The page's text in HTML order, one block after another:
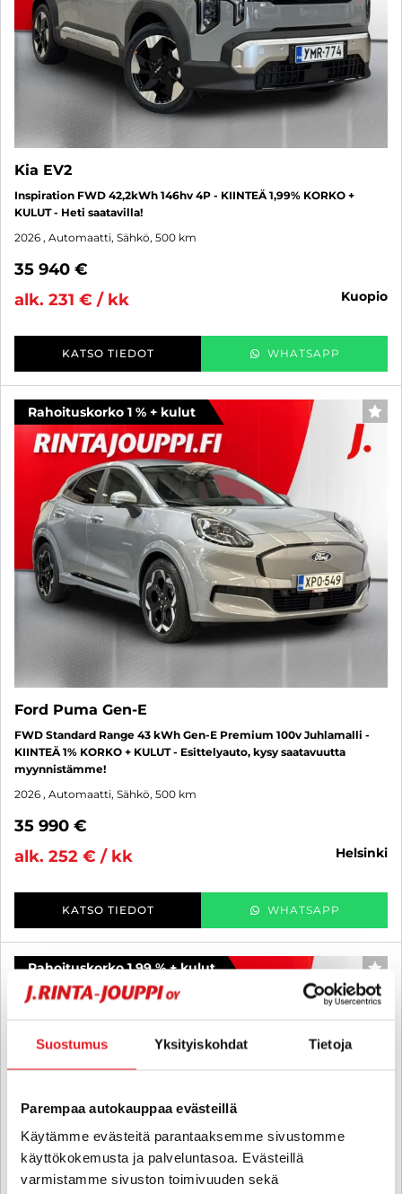
Suostumus Yksityiskohdat Tietoja
Parempaa autokauppaa evästeillä
Käytämme evästeitä parantaaksemme sivustomme
käyttökokemusta ja palveluntasoa. Evästeillä
varmistamme sivuston toimivuuden sekä
Kia EV2
Inspiration FWD 42,2kWh 146hv 4P - KIINTEÄ 1,99% KORKO +
KULUT - Heti saatavilla!
2026 , Automaatti, Sähkö, 500 km
35 940 €
alk. 231 € / kk
kuopio
KATSO TIEDOT WHATSAPP
Rahoituskorko 1 % + kulut
Ford Puma Gen-E
FWD Standard Range 43 kWh Gen-E Premium 100v Juhlamalli -
KIINTEÄ 1% KORKO + KULUT - Esittelyauto, kysy saatavuutta
myynnistämme!
2026 , Automaatti, Sähkö, 500 km
35 990 €
alk. 252 € / kk
helsinki
KATSO TIEDOT WHATSAPP
Rahoituskorko 1,99 % + kulut